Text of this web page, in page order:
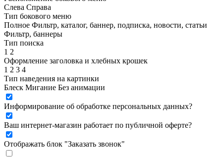
Слева Справа
Тип бокового меню
Полное Фильтр, каталог, баннер, подписка, новости, статьи
Фильтр, баннеры
Тип поиска
1 2
Оформление заголовка и хлебных крошек
1 2 3 4
Тип наведения на картинки
Блеск Мигание Без анимации
Информирование об обработке персональных данных?
Ваш интернет-магазин работает по публичной оферте?
Отображать блок "Заказать звонок"